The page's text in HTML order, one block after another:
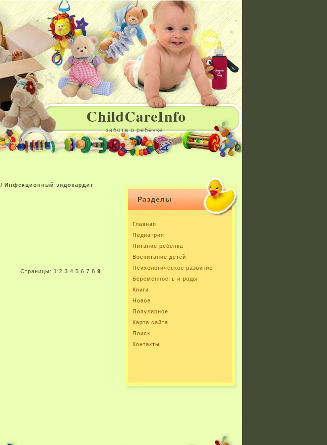
ChildCareInfo
забота о ребенке..
/ Инфекционный эндокардит
Страницы: 1 2 3 4 5 6 7 8 9
Разделы
Главная
Педиатрия
Питание ребенка
Воспитание детей
Психологическое развитие
Беременность и роды
Книги
Новое
Популярное
Карта сайта
Поиск
Контакты